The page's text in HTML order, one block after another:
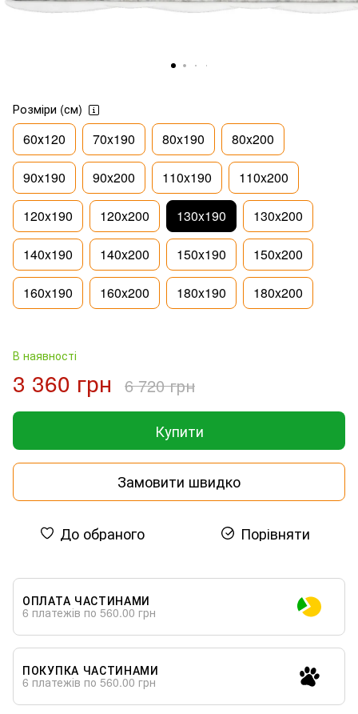
Розміри (см)
60х120 70x190 80x190 80x200
90x190 90x200 110x190 110x200
120x190 120x200 130x190 130x200
140x190 140x200 150x190 150x200
160x190 160x200 180x190 180x200
В наявності
3 360 грн 6 720 грн
Купити
Замовити швидко
До обраного Порівняти
ОПЛАТА ЧАСТИНАМИ
6 платежів по 560.00 грн
ПОКУПКА ЧАСТИНАМИ
6 платежів по 560.00 грн